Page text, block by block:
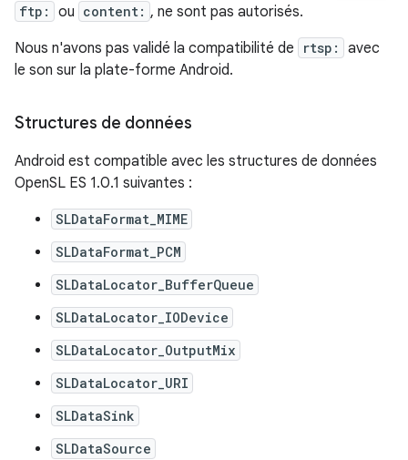
ftp: ou content: , ne sont pas autorisés.
Nous n'avons pas validé la compatibilité de
rtsp:
avec
le son sur la plate-forme Android.
Structures de données
Android est compatible avec les structures de données
OpenSL ES 1.0.1 suivantes :
SLDataFormat_MIME
SLDataFormat_PCM
SLDataLocator_BufferQueue
SLDataLocator_IODevice
SLDataLocator_OutputMix
SLDataLocator_URI
SLDataSink
SLDataSource